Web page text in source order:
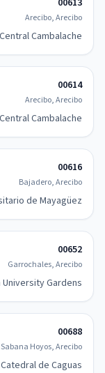
00613
Arecibo, Arecibo
Central Cambalache
00614
Arecibo, Arecibo
Central Cambalache
00616
Bajadero, Arecibo
de Mayagüez
00652
Garrochales, Arecibo
Gardens
00688
Sabana Hoyos, Arecibo
Catedral de Caguas